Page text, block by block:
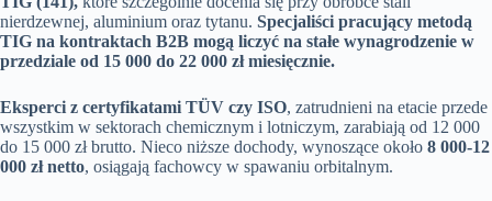
nierdzewnej, aluminium oraz tytanu. Specjaliści pracujący metodą
TIG na kontraktach B2B mogą liczyć na stałe wynagrodzenie w
przedziale od 15 000 do 22 000 zł miesięcznie.
Eksperci z certyfikatami TÜV czy ISO, zatrudnieni na etacie przede
wszystkim w sektorach chemicznym i lotniczym, zarabiają od 12 000
do 15 000 zł brutto. Nieco niższe dochody, wynoszące około 8 000-12
000 zł netto, osiągają fachowcy w spawaniu orbitalnym.